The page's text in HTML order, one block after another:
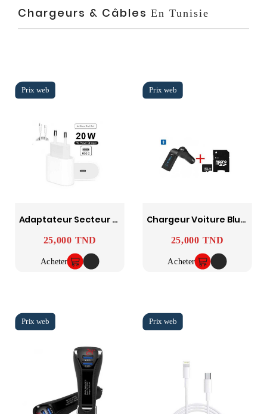
Chargeurs & Câbles En Tunisie
Adaptateur Secteur USB Type C-Pd 20W Pour IPhone 12 Pro Max
Prix
25,000 TND
Acheter
Chargeur Voiture Bluetooth 4En1 Avec Une Carte Mémoire 16 Go
Prix
25,000 TND
Acheter